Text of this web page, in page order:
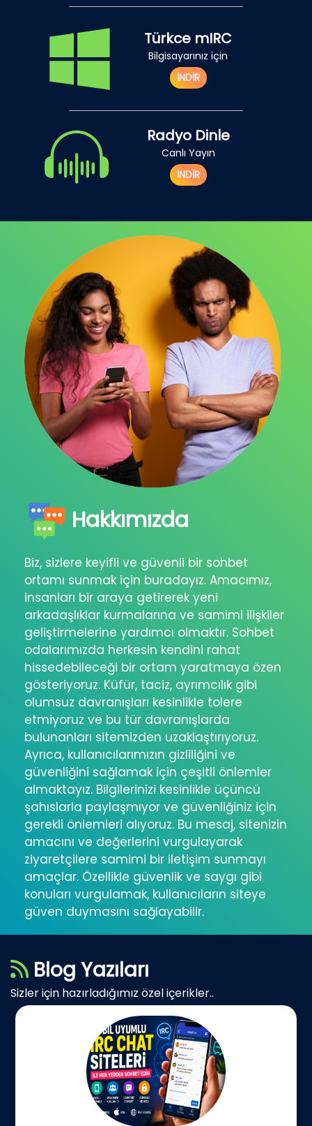
Türkce mIRC
Bilgisayarınız için
İNDİR
Radyo Dinle
Canlı Yayın
İNDİR
Hakkımızda
Biz, sizlere keyifli ve güvenli bir sohbet
ortamı sunmak için buradayız. Amacımız,
insanları bir araya getirerek yeni
arkadaşlıklar kurmalarına ve samimi ilişkiler
geliştirmelerine yardımcı olmaktır. Sohbet
odalarımızda herkesin kendini rahat
hissedebileceği bir ortam yaratmaya özen
gösteriyoruz. Küfür, taciz, ayrımcılık gibi
olumsuz davranışları kesinlikle tolere
etmiyoruz ve bu tür davranışlarda
bulunanları sitemizden uzaklaştırıyoruz.
Ayrıca, kullanıcılarımızın gizliliğini ve
güvenliğini sağlamak için çeşitli önlemler
almaktayız. Bilgilerinizi kesinlikle üçüncü
şahıslarla paylaşmıyor ve güvenliğiniz için
gerekli önlemleri alıyoruz. Bu mesaj, sitenizin
amacını ve değerlerini vurgulayarak
ziyaretçilere samimi bir iletişim sunmayı
amaçlar. Özellikle güvenlik ve saygı gibi
konuları vurgulamak, kullanıcıların siteye
güven duymasını sağlayabilir.
Blog Yazıları
Sizler için hazırladığımız özel içerikler..